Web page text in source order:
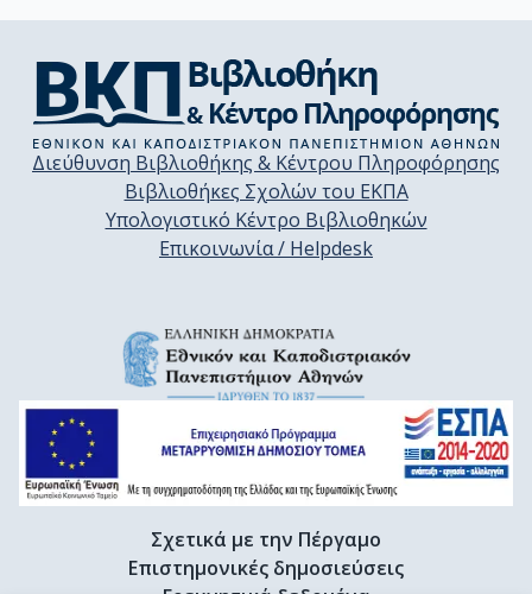
Διεύθυνση Βιβλιοθήκης & Κέντρου Πληροφόρησης
Βιβλιοθήκες Σχολών του ΕΚΠΑ
Υπολογιστικό Κέντρο Βιβλιοθηκών
Επικοινωνία / Helpdesk
Σχετικά με την Πέργαμο
Επιστημονικές δημοσιεύσεις